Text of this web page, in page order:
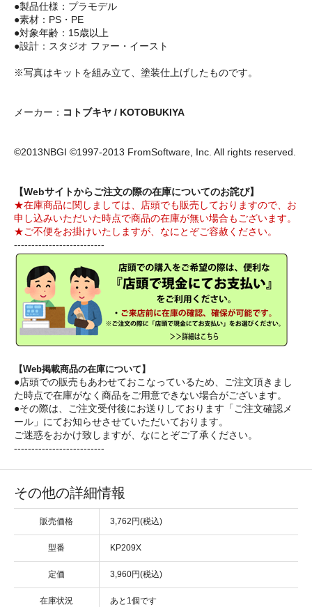
●製品仕様：プラモデル
●素材：PS・PE
●対象年齢：15歳以上
●設計：スタジオ ファー・イースト
※写真はキットを組み立て、塗装仕上げしたものです。
メーカー： コトブキヤ / KOTOBUKIYA
©2013NBGI ©1997-2013 FromSoftware, Inc. All rights reserved.
【Webサイトからご注文の際の在庫についてのお詫び】
★在庫商品に関しましては、店頭でも販売しておりますので、お
申し込みいただいた時点で商品の在庫が無い場合もございます。
★ご不便をお掛けいたしますが、なにとぞご容赦ください。
--------------------------
【Web掲載商品の在庫について】
●店頭での販売もあわせておこなっているため、ご注文頂きまし
た時点で在庫がなく商品をご用意できない場合がございます。
●その際は、ご注文受付後にお送りしております「ご注文確認メ
ール」にてお知らせさせていただいております。
ご迷惑をおかけ致しますが、なにとぞご了承ください。
--------------------------
その他の詳細情報
販売価格 3,762円(税込)
型番 KP209X
定価 3,960円(税込)
在庫状況 あと1個です